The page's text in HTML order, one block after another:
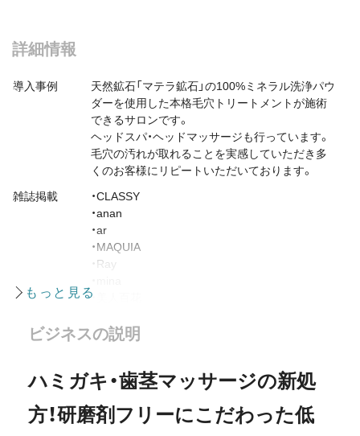
詳細情報
導入事例
天然鉱石「マテラ鉱石」の100%ミネラル洗浄パウ
ダーを使用した本格毛穴トリートメントが施術
できるサロンです。
ヘッドスパ・ヘッドマッサージも行っています。
毛穴の汚れが取れることを実感していただき多
くのお客様にリピートいただいております。
雑誌掲載
・CLASSY
・anan
・ar
・MAQUIA
・Ray
・美人百花
ビジネスの説明
ハミガキ・歯茎マッサージの新処
方！研磨剤フリーにこだわった低